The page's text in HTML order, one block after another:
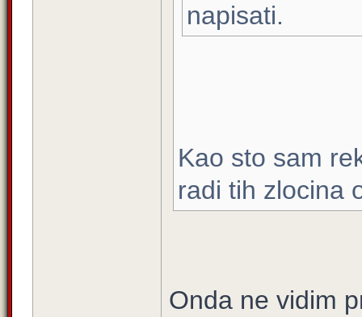
napisati.
Kao sto sam
radi tih zlocina
Onda ne vidim